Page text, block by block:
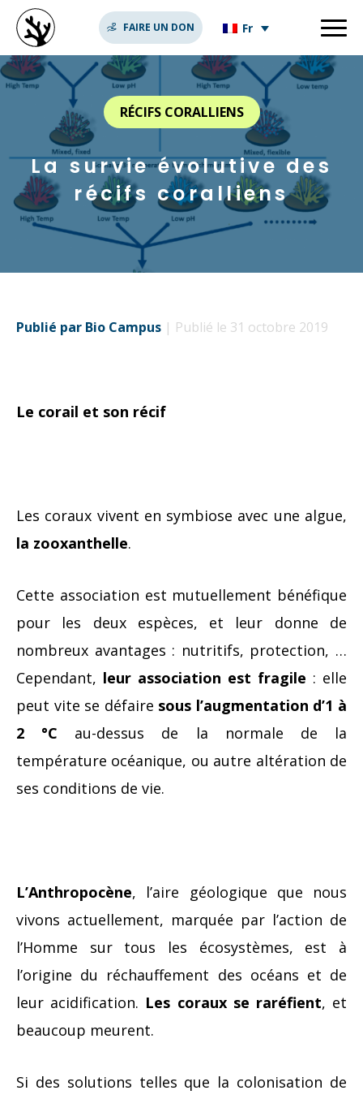
FAIRE UN DON Fr
RÉCIFS CORALLIENS
La survie évolutive des
récifs coralliens
Publié par Bio Campus | Publié le 31 octobre 2019
Le corail et son récif
Les coraux vivent en symbiose avec une algue,
la zooxanthelle.
Cette association est mutuellement bénéfique
pour les deux espèces, et leur donne de
nombreux avantages : nutritifs, protection, …
Cependant, leur association est fragile : elle
peut vite se défaire sous l’augmentation d’1 à
2 °C au-dessus de la normale de la
température océanique, ou autre altération de
ses conditions de vie.
L’Anthropocène, l’aire géologique que nous
vivons actuellement, marquée par l’action de
l’Homme sur tous les écosystèmes, est à
l’origine du réchauffement des océans et de
leur acidification. Les coraux se raréfient, et
beaucoup meurent.
Si des solutions telles que la colonisation de